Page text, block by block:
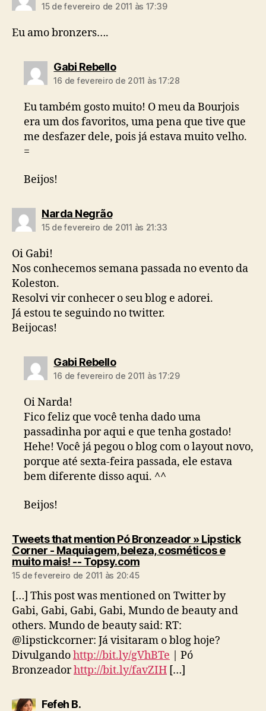
15 de fevereiro de 2011 às 17:39
Eu amo bronzers….
Gabi Rebellodiz:
16 de fevereiro de 2011 às 17:28
Eu também gosto muito! O meu da Bourjois
era um dos favoritos, uma pena que tive que
me desfazer dele, pois já estava muito velho.
=
Beijos!
Narda Negrãodiz:
15 de fevereiro de 2011 às 21:33
Oi Gabi!
Nos conhecemos semana passada no evento da
Koleston.
Resolvi vir conhecer o seu blog e adorei.
Já estou te seguindo no twitter.
Beijocas!
Gabi Rebellodiz:
16 de fevereiro de 2011 às 17:29
Oi Narda!
Fico feliz que você tenha dado uma
passadinha por aqui e que tenha gostado!
Hehe! Você já pegou o blog com o layout novo,
porque até sexta-feira passada, ele estava
bem diferente disso aqui. ^^
Beijos!
Tweets that mention Pó Bronzeador » Lipstick
Corner - Maquiagem, beleza, cosméticos e
muito mais! -- Topsy.comdiz:
15 de fevereiro de 2011 às 20:45
[…] This post was mentioned on Twitter by
Gabi, Gabi, Gabi, Gabi, Mundo de beauty and
others. Mundo de beauty said: RT:
@lipstickcorner: Já visitaram o blog hoje?
Divulgandohttp://bit.ly/gVhBTe | Pó
Bronzeadorhttp://bit.ly/favZIH […]
Fefeh B.diz: